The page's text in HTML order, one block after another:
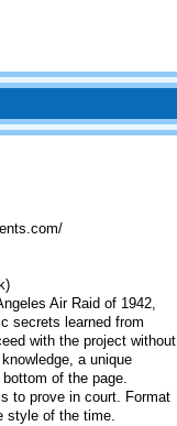
Air Raid of 1942,
secrets learned from
with the project without
a unique
of the page.
to prove in court. Format
style of the time.